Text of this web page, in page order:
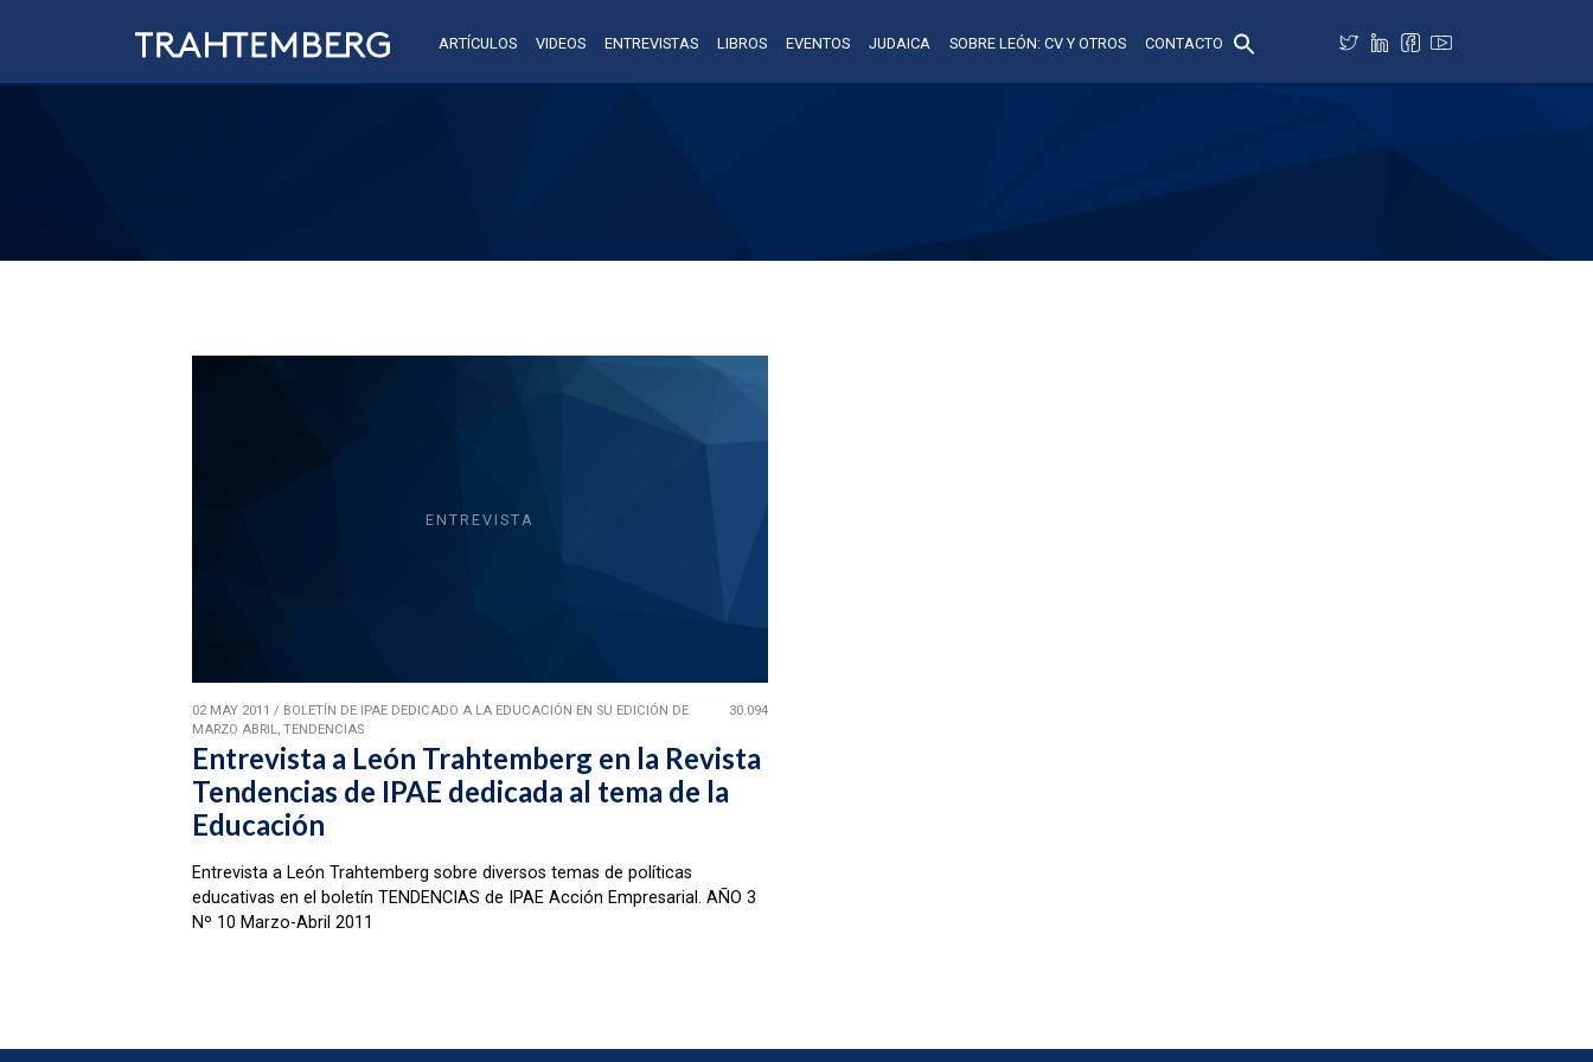
ARTÍCULOS VIDEOS ENTREVISTAS LIBROS EVENTOS JUDAICA SOBRE LEÓN: CV Y OTROS CONTACTO
ENTREVISTA
02 MAY 2011 / BOLETÍN DE IPAE DEDICADO A LA EDUCACIÓN EN SU EDICIÓN DE
MARZO ABRIL, TENDENCIAS
30.094
Entrevista a León Trahtemberg en la Revista
Tendencias de IPAE dedicada al tema de la
Educación
Entrevista a León Trahtemberg sobre diversos temas de políticas
educativas en el boletín TENDENCIAS de IPAE Acción Empresarial. AÑO 3
Nº 10 Marzo-Abril 2011